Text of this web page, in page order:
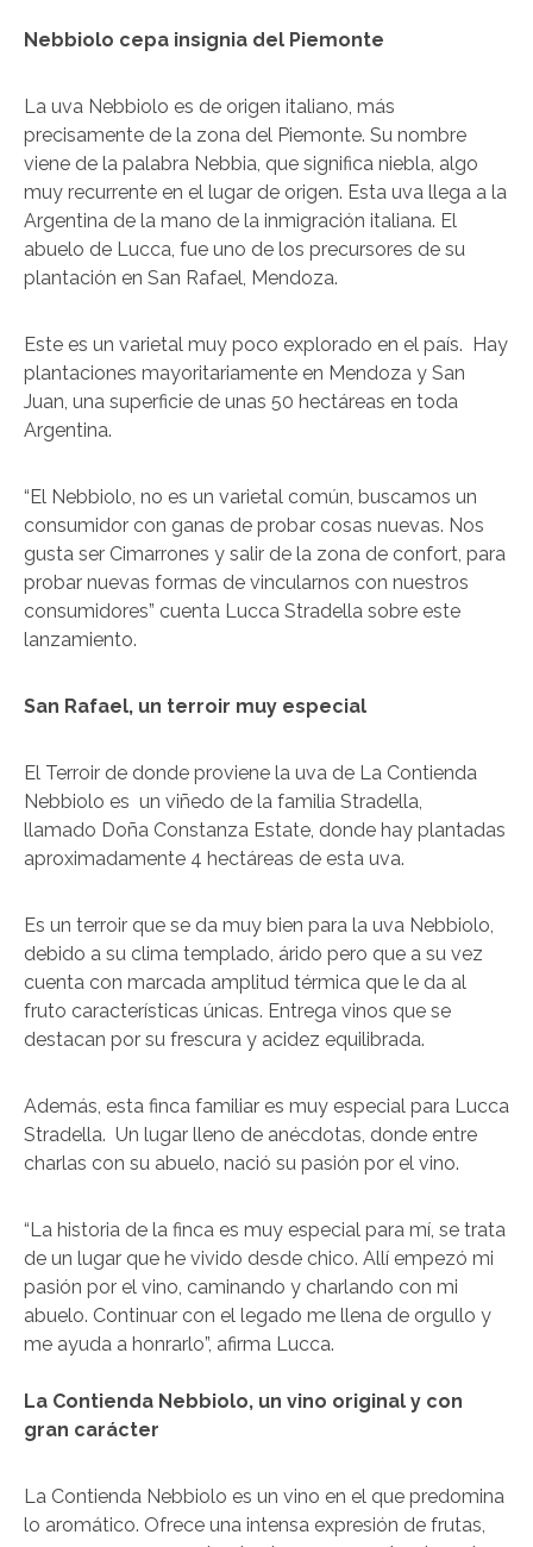
Nebbiolo cepa insignia del Piemonte
La uva Nebbiolo es de origen italiano, más
precisamente de la zona del Piemonte. Su nombre
viene de la palabra Nebbia, que significa niebla, algo
muy recurrente en el lugar de origen. Esta uva llega a la
Argentina de la mano de la inmigración italiana. El
abuelo de Lucca, fue uno de los precursores de su
plantación en San Rafael, Mendoza.
Este es un varietal muy poco explorado en el país. Hay
plantaciones mayoritariamente en Mendoza y San
Juan, una superficie de unas 50 hectáreas en toda
Argentina.
“El Nebbiolo, no es un varietal común, buscamos un
consumidor con ganas de probar cosas nuevas. Nos
gusta ser Cimarrones y salir de la zona de confort, para
probar nuevas formas de vincularnos con nuestros
consumidores” cuenta Lucca Stradella sobre este
lanzamiento.
San Rafael, un terroir muy especial
El Terroir de donde proviene la uva de La Contienda
Nebbiolo es un viñedo de la familia Stradella,
llamado Doña Constanza Estate, donde hay plantadas
aproximadamente 4 hectáreas de esta uva.
Es un terroir que se da muy bien para la uva Nebbiolo,
debido a su clima templado, árido pero que a su vez
cuenta con marcada amplitud térmica que le da al
fruto características únicas. Entrega vinos que se
destacan por su frescura y acidez equilibrada.
Además, esta finca familiar es muy especial para Lucca
Stradella. Un lugar lleno de anécdotas, donde entre
charlas con su abuelo, nació su pasión por el vino.
“La historia de la finca es muy especial para mí, se trata
de un lugar que he vivido desde chico. Allí empezó mi
pasión por el vino, caminando y charlando con mi
abuelo. Continuar con el legado me llena de orgullo y
me ayuda a honrarlo”, afirma Lucca.
La Contienda Nebbiolo, un vino original y con
gran carácter
La Contienda Nebbiolo es un vino en el que predomina
lo aromático. Ofrece una intensa expresión de frutas,